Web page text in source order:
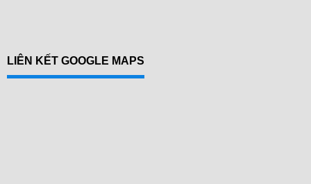
LIÊN KẾT GOOGLE MAPS